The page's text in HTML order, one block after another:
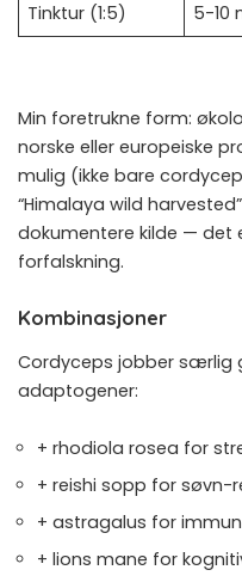
Tinktur (1:5) 5-10
Min foretrukne form:
norske eller europeiske
mulig (ikke bare
“Himalaya wild
dokumentere kilde — det
forfalskning.
Kombinasjoner
Cordyceps jobber særlig
adaptogener:
+ rhodiola rosea for
+ reishi sopp for søvn-
+ astragalus for
+ lions mane for